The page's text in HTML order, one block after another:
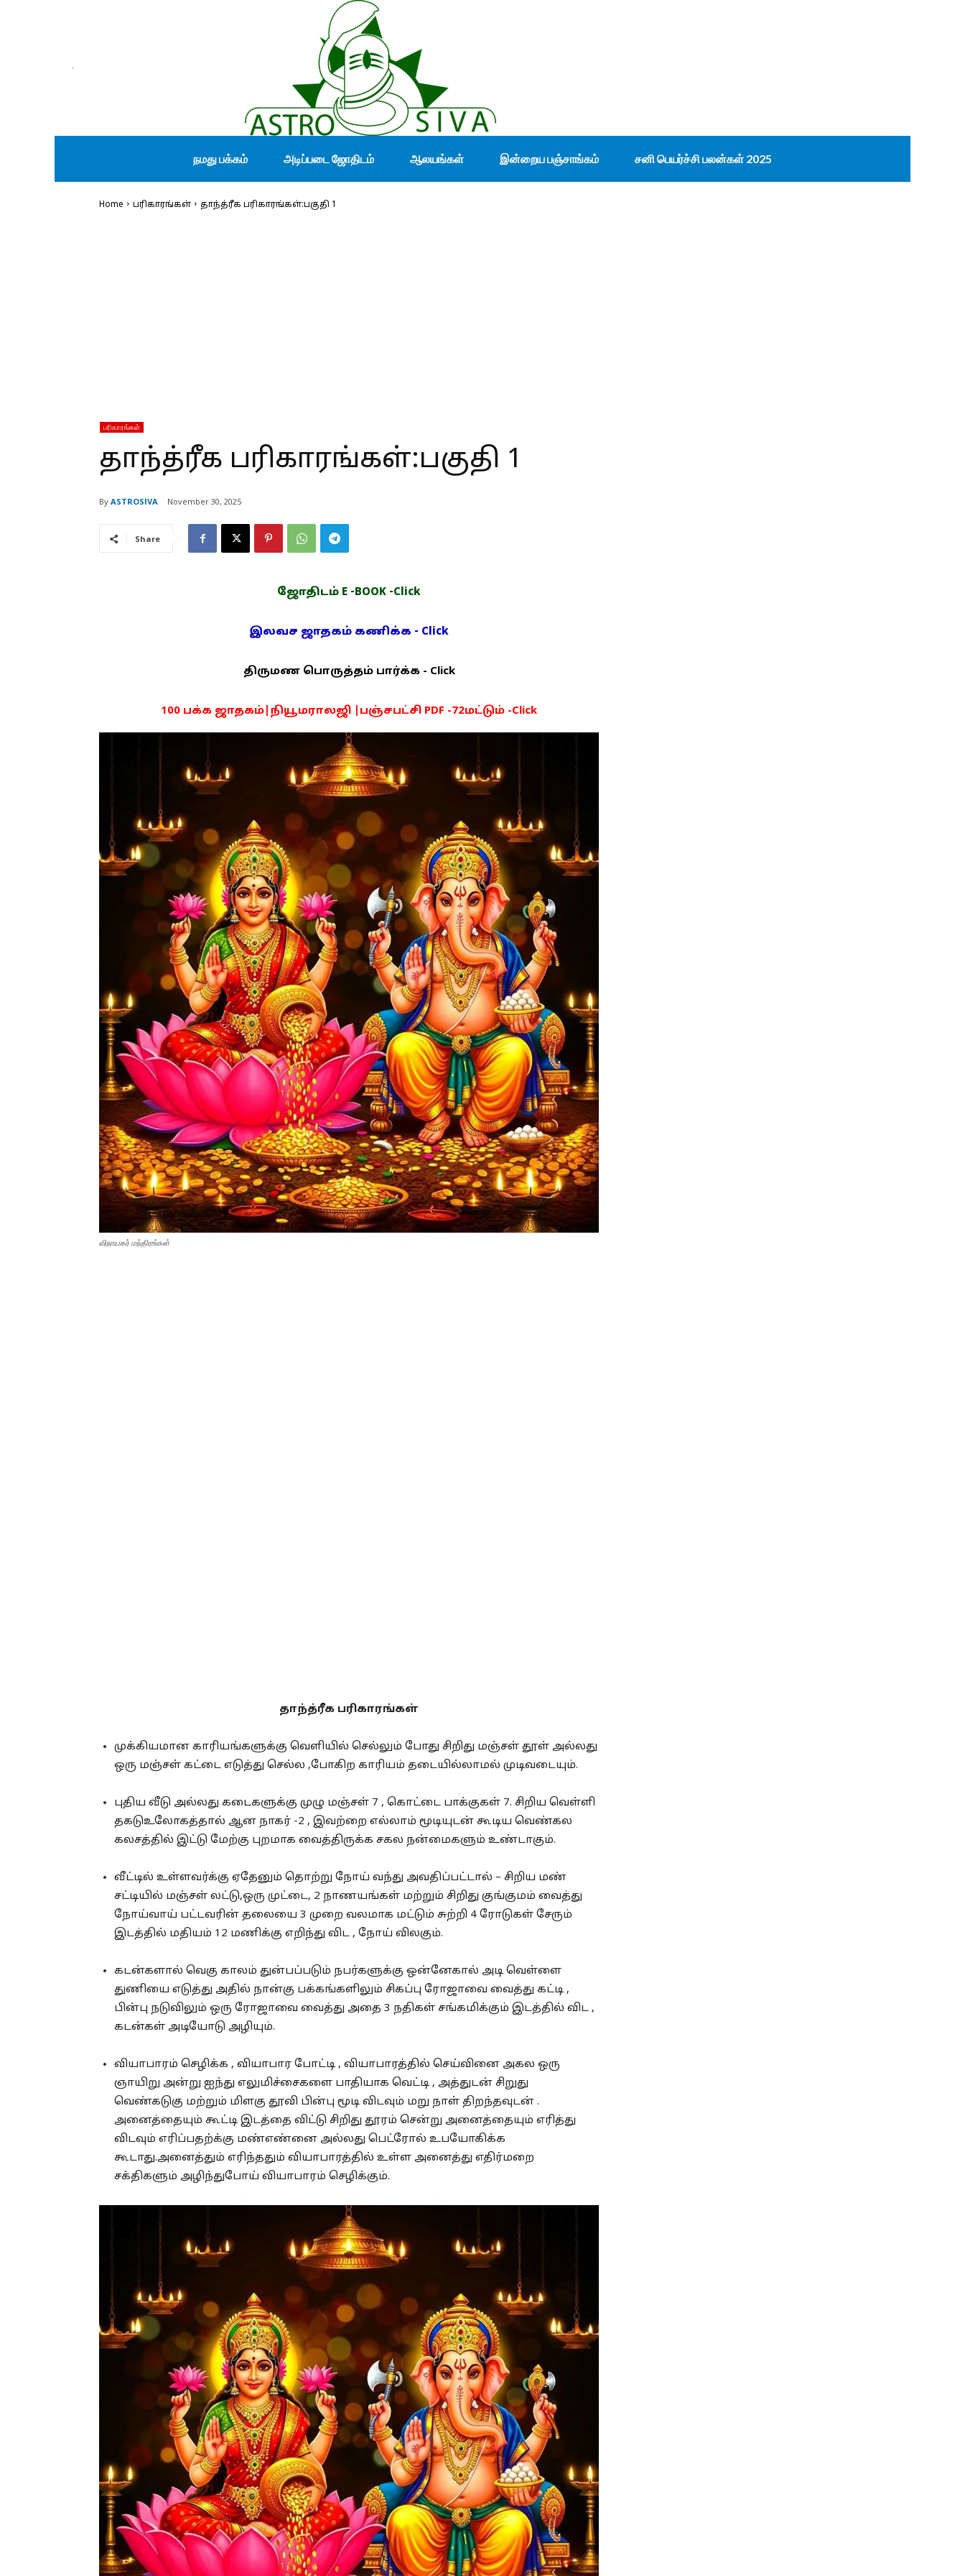
நமது பக்கம் அடிப்படை ஜோதிடம் ஆலயங்கள் இன்றைய பஞ்சாங்கம் சனி பெயர்ச்சி பலன்கள் 2025
Home பரிகாரங்கள் தாந்த்ரீக பரிகாரங்கள்:பகுதி 1
பரிகாரங்கள்
தாந்த்ரீக பரிகாரங்கள்:பகுதி 1
By ASTROSIVA November 30, 2025
Share
ஜோதிடம் E -BOOK -Click
இலவச ஜாதகம் கணிக்க - Click
திருமண பொருத்தம் பார்க்க - Click
100 பக்க ஜாதகம்|நியூமராலஜி |பஞ்சபட்சி PDF -72மட்டும் -Click
விநாயகர் மந்திரங்கள்
தாந்த்ரீக பரிகாரங்கள்
முக்கியமான காரியங்களுக்கு வெளியில் செல்லும் போது சிறிது மஞ்சள் தூள் அல்லது
ஒரு மஞ்சள் கட்டை எடுத்து செல்ல ,போகிற காரியம் தடையில்லாமல் முடிவடையும்.
புதிய வீடு அல்லது கடைகளுக்கு முழு மஞ்சள் 7 , கொட்டை பாக்குகள் 7. சிறிய வெள்ளி
தகடுஉலோகத்தால் ஆன நாகர் -2 , இவற்றை எல்லாம் மூடியுடன் கூடிய வெண்கல
கலசத்தில் இட்டு மேற்கு புறமாக வைத்திருக்க சகல நன்மைகளும் உண்டாகும்.
வீட்டில் உள்ளவர்க்கு ஏதேனும் தொற்று நோய் வந்து அவதிப்பட்டால் – சிறிய மண்
சட்டியில் மஞ்சள் லட்டு,ஒரு முட்டை, 2 நாணயங்கள் மற்றும் சிறிது குங்குமம் வைத்து
நோய்வாய் பட்டவரின் தலையை 3 முறை வலமாக மட்டும் சுற்றி 4 ரோடுகள் சேரும்
இடத்தில் மதியம் 12 மணிக்கு எறிந்து விட , நோய் விலகும்.
கடன்களால் வெகு காலம் துன்பப்படும் நபர்களுக்கு ஒன்னேகால் அடி வெள்ளை
துணியை எடுத்து அதில் நான்கு பக்கங்களிலும் சிகப்பு ரோஜாவை வைத்து கட்டி ,
பின்பு நடுவிலும் ஒரு ரோஜாவை வைத்து அதை 3 நதிகள் சங்கமிக்கும் இடத்தில் விட ,
கடன்கள் அடியோடு அழியும்.
வியாபாரம் செழிக்க , வியாபார போட்டி , வியாபாரத்தில் செய்வினை அகல ஒரு
ஞாயிறு அன்று ஐந்து எலுமிச்சைகளை பாதியாக வெட்டி , அத்துடன் சிறுது
வெண்கடுகு மற்றும் மிளகு தூவி பின்பு மூடி விடவும் மறு நாள் திறந்தவுடன் .
அனைத்தையும் கூட்டி இடத்தை விட்டு சிறிது தூரம் சென்று அனைத்தையும் எரித்து
விடவும் எரிப்பதற்க்கு மண்எண்னை அல்லது பெட்ரோல் உபயோகிக்க
கூடாது.அனைத்தும் எரிந்ததும் வியாபாரத்தில் உள்ள அனைத்து எதிர்மறை
சக்திகளும் அழிந்துபோய் வியாபாரம் செழிக்கும்.